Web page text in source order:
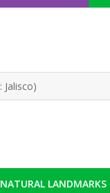
NATURAL LANDMARKS